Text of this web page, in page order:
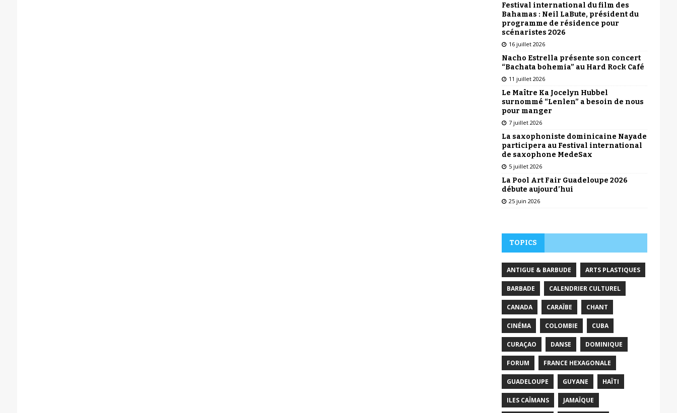
Festival international du film des
Bahamas : Neil LaBute, président du
programme de résidence pour
scénaristes 2026
16 juillet 2026
Nacho Estrella présente son concert
“Bachata bohemia” au Hard Rock Café
11 juillet 2026
Le Maître Ka Jocelyn Hubbel
surnommé “Lenlen” a besoin de nous
pour manger
7 juillet 2026
La saxophoniste dominicaine Nayade
participera au Festival international
de saxophone MedeSax
5 juillet 2026
La Pool Art Fair Guadeloupe 2026
débute aujourd’hui
25 juin 2026
TOPICS
ANTIGUE & BARBUDE ARTS PLASTIQUES
BARBADE CALENDRIER CULTUREL
CANADA CARAÏBE CHANT
CINÉMA COLOMBIE CUBA
CURAÇAO DANSE DOMINIQUE
FORUM FRANCE HEXAGONALE
GUADELOUPE GUYANE HAÏTI
ILES CAÏMANS JAMAÏQUE